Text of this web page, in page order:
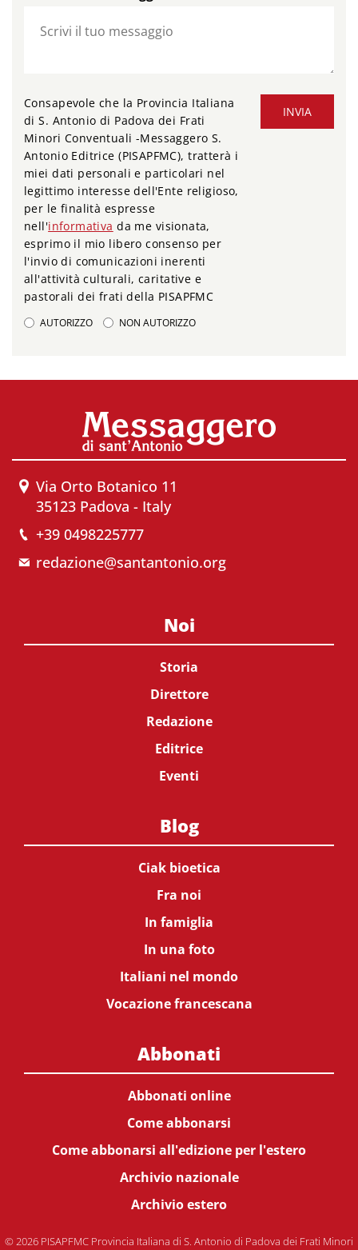
INVIA
Consapevole che la Provincia Italiana
di S. Antonio di Padova dei Frati
Minori Conventuali -Messaggero S.
Antonio Editrice (PISAPFMC), tratterà i
miei dati personali e particolari nel
legittimo interesse dell'Ente religioso,
per le finalità espresse
nell'informativa da me visionata,
esprimo il mio libero consenso per
l'invio di comunicazioni inerenti
all'attività culturali, caritative e
pastorali dei frati della PISAPFMC
AUTORIZZO NON AUTORIZZO
Via Orto Botanico 11
35123 Padova - Italy
+39 0498225777
redazione@santantonio.org
Noi
Storia
Direttore
Redazione
Editrice
Eventi
Blog
Ciak bioetica
Fra noi
In famiglia
In una foto
Italiani nel mondo
Vocazione francescana
Abbonati
Abbonati online
Come abbonarsi
Come abbonarsi all'edizione per l'estero
Archivio nazionale
Archivio estero
© 2026 PISAPFMC Provincia Italiana di S. Antonio di Padova dei Frati Minori